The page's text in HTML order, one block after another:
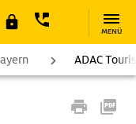
MENÜ
ADAC